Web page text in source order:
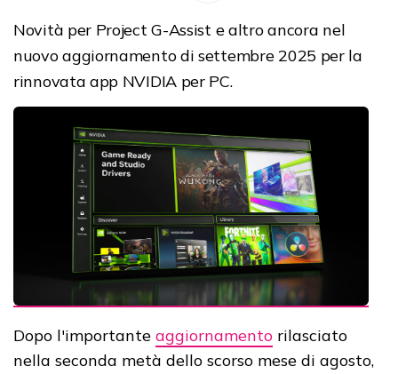
Novità per Project G-Assist e altro ancora nel
nuovo aggiornamento di settembre 2025 per la
rinnovata app NVIDIA per PC.
Dopo l'importante aggiornamento rilasciato
nella seconda metà dello scorso mese di agosto,